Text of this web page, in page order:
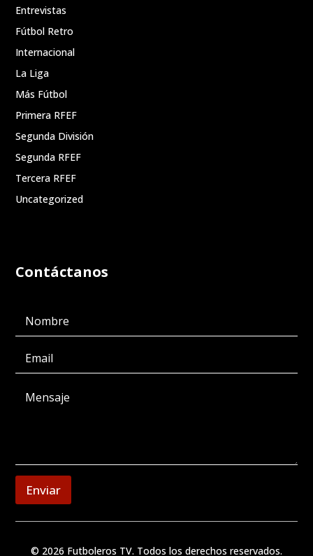
Entrevistas
Fútbol Retro
Internacional
La Liga
Más Fútbol
Primera RFEF
Segunda División
Segunda RFEF
Tercera RFEF
Uncategorized
Contáctanos
Enviar
© 2026 Futboleros TV. Todos los derechos reservados.